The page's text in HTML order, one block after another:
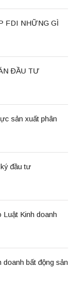
FDI NHỮNG GÌ
ĐẦU TƯ
sản xuất phân
đầu tư
Luật Kinh doanh
bất động sản